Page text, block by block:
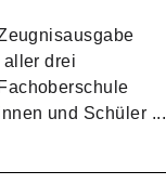
drei
und Schüler ...